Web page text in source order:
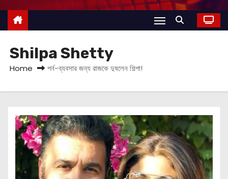
e
Shilpa Shetty
Home পর্ন-ব্যবসার জন্য রাজকে দুষলেন শিল্পা!